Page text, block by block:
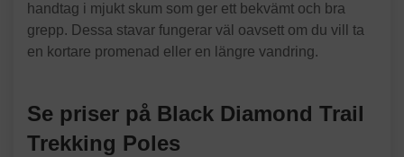
handtag i mjukt skum som ger ett bekvämt och bra
grepp. Dessa stavar fungerar väl oavsett om du vill ta
en kortare promenad eller en längre vandring.
Se priser på Black Diamond Trail
Trekking Poles